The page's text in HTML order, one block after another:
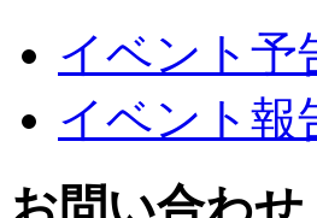
イベント予
イベント報